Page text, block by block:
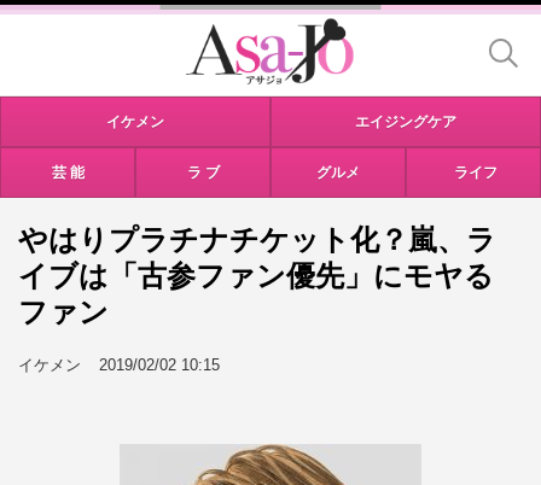
イケメン エイジングケア
芸 能 ラ ブ グルメ ライフ
やはりプラチナチケット化？嵐、ラ
イブは「古参ファン優先」にモヤる
ファン
イケメン 2019/02/02 10:15